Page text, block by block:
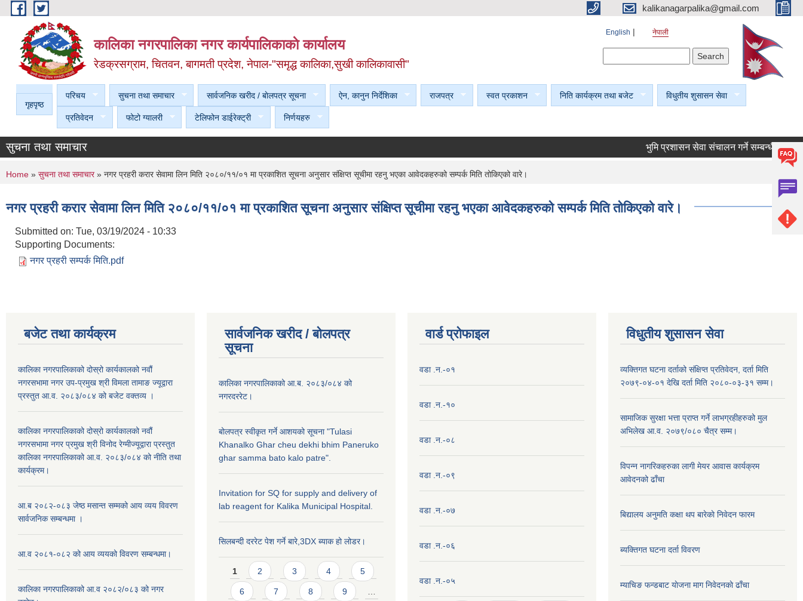
Skip to main content kalikanagarpalika@gmail.com
कालिका नगरपालिका नगर कार्यपालिकाकाे कार्यालय
रेडक्रसग्राम, चितवन, बागमती प्रदेश, नेपाल-"समृद्ध कालिका,सुखी कालिकावासी"
English नेपाली
गृहपृष्ठ
परिचय सुचना तथा समाचार सार्वजनिक खरीद / बाेलपत्र सूचना ऐन, कानुन निर्देशिका राजपत्र स्वत प्रकाशन निति कार्यक्रम तथा बजेट विधुतीय शुसासन सेवा
प्रतिवेदन फोटो ग्यालरी टेलिफोन डाईरेक्ट्री निर्णयहरु
सुचना तथा समाचार भुमि प्रशासन सेवा संचालन गर्ने सम्बन्धी सूचना।
You are here
Home » सुचना तथा समाचार» नगर प्रहरी करार सेवामा लिन मिति २०८०/११/०१ मा प्रकाशित सूचना अनुसार संक्षिप्त सूचीमा रहनु भएका आवेदकहरुको सम्पर्क मिति तोकिएको वारे।
नगर प्रहरी करार सेवामा लिन मिति २०८०/११/०१ मा प्रकाशित सूचना अनुसार संक्षिप्त सूचीमा रहनु भएका आवेदकहरुको सम्पर्क मिति तोकिएको वारे।
Submitted on: Tue, 03/19/2024 - 10:33
Supporting Documents:
नगर प्रहरी सम्पर्क मिति.pdf
बजेट तथा कार्यक्रम
कालिका नगरपालिकाको दोस्रो कार्यकालको नवौं
नगरसभामा नगर उप-प्रमुख श्री विमला तामाङ ज्यूद्वारा
प्रस्तुत आ.व. २०८३/०८४ को बजेट वक्तव्य ।
कालिका नगरपालिकाको दोस्रो कार्यकालको नवौं
नगरसभामा नगर प्रमुख श्री विनोद रेग्मीज्यूद्वारा प्रस्तुत
कालिका नगरपालिकाको आ.व. २०८३/०८४ को नीति तथा
कार्यक्रम।
आ.ब २०८२-०८३ जेष्ठ मसान्त सम्मको आय व्यय विवरण
सार्वजनिक सम्बन्धमा ।
आ.व २०८१-०८२ को आय व्ययको विवरण सम्बन्धमा।
कालिका नगरपालिकाको आ.व २०८२/०८३ को नगर
सार्वजनिक खरीद / बाेलपत्र
सूचना
कालिका नगरपालिकाको आ.ब. २०८३/०८४ को
नगरदररेट।
बोलपत्र स्वीकृत गर्ने आशयको सूचना "Tulasi
Khanalko Ghar cheu dekhi bhim Paneruko
ghar samma bato kalo patre".
Invitation for SQ for supply and delivery of
lab reagent for Kalika Municipal Hospital.
सिलबन्दी दररेट पेश गर्ने बारे,3DX ब्याक हो लोडर।
Pages
1 2 3 4 5
6 7 8 9
वार्ड प्राेफाइल
वडा .न.-०१
वडा .न.-१०
वडा .न.-०८
वडा .न.-०९
वडा .न.-०७
वडा .न.-०६
वडा .न.-०५
विधुतीय शुसासन सेवा
व्यक्तिगत घटना दर्ताको संक्षिप्त प्रतिवेदन, दर्ता मिति
२०७९-०४-०१ देखि दर्ता मिति २०८०-०३-३१ सम्म।
सामाजिक सुरक्षा भत्ता प्राप्त गर्ने लाभग्रहीहरुको मुल
अभिलेख आ.व. २०७९/०८० चैत्र सम्म।
विपन्न नागरिकहरुका लागी मेयर आवास कार्यक्रम
आवेदनको ढाँचा
बिद्यालय अनुमति कक्षा थप बारेकाे निवेदन फारम
ब्यक्तिगत घटना दर्ता विवरण
म्याचिङ फन्डबाट याेजना माग निवेदनकाे ढाँचा